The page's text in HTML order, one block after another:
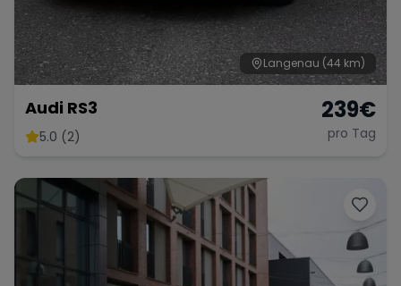
Bentley Rolls Royce Aston Martin
Bugatti Maserati
Range Rover Corvette
Langenau (44 km)
Audi RS3
5.0 (2)
239€
pro Tag